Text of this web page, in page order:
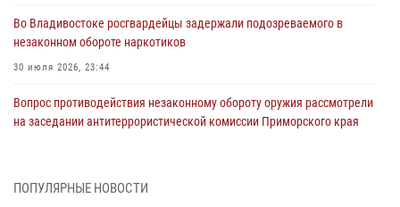
Во Владивостоке росгвардейцы задержали подозреваемого в
незаконном обороте наркотиков
30 июля 2026, 23:44
Вопрос противодействия незаконному обороту оружия рассмотрели
на заседании антитеррористической комиссии Приморского края
Во Владивостоке во дворе жилого дома сотрудники
ПОПУЛЯРНЫЕ НОВОСТИ